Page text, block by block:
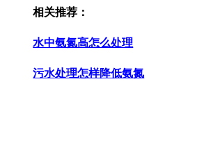
相关推荐：
水中氨氮高怎么处理
污水处理怎样降低氨氮